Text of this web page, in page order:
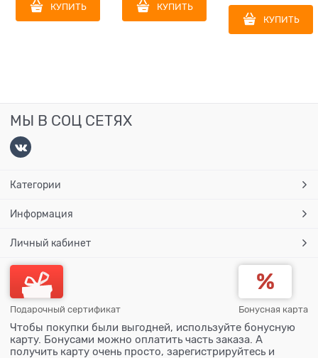
КУПИТЬ КУПИТЬ
КУПИТЬ
МЫ В СОЦ СЕТЯХ
Категории
Информация
Личный кабинет
Подарочный сертификат Бонусная карта
Чтобы покупки были выгодней, используйте бонусную
карту. Бонусами можно оплатить часть заказа. А
получить карту очень просто, зарегистрируйтесь и